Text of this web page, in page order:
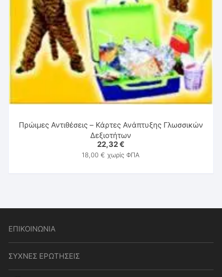
Πρώιμες Αντιθέσεις – Κάρτες Ανάπτυξης Γλωσσικών
Δεξιοτήτων
22,32€
18,00€ χωρίς ΦΠΑ
ΕΠΙΚΟΙΝΩΝΙΑ
ΣΥΧΝΕΣ ΕΡΩΤΗΣΕΙΣ